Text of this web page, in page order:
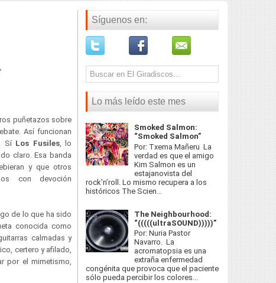
puñetazos sobre
Así funcionan
Sí Los Fusiles, lo
claro. Esa banda
y que otros
con devoción
de lo que ha sido
conocida como
calmadas y
certero y afilado,
por el mimetismo,
Síguenos en:
Lo más leído este mes
Smoked Salmon:
“Smoked Salmon”
Por: Txema Mañeru La
verdad es que el amigo
Kim Salmon es un
estajanovista del
rock’n’roll. Lo mismo recupera a los
históricos The Scien...
The Neighbourhood:
“(((((ultraSOUND)))))”
Por: Nuria Pastor
Navarro. La
acromatopsia es una
extraña enfermedad
congénita que provoca que el paciente
sólo pueda percibir los colores...